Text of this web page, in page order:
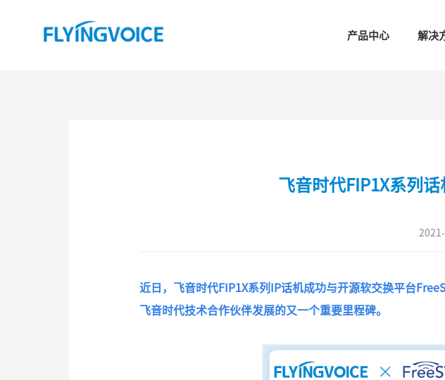
产品中心 解决
飞音时代FIP1X系列
近日，飞音时代FIP1X系列IP话机成功与开源软交换平台
飞音时代技术合作伙伴发展的又一个重要里程碑。